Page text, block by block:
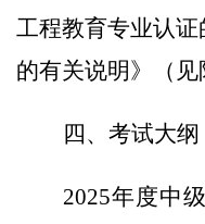
工程教育专业认
的有关说明》（见
四、 考试大纲
2025年度中